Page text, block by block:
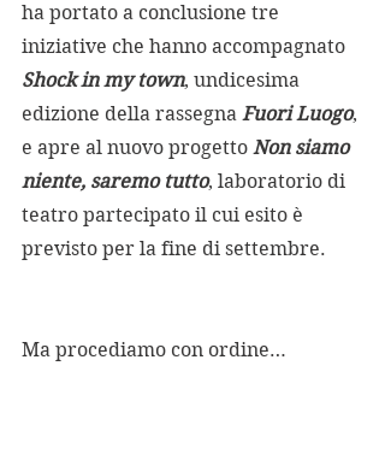
ha portato a conclusione tre
iniziative che hanno accompagnato
Shock in my town, undicesima
edizione della rassegna Fuori Luogo,
e apre al nuovo progetto Non siamo
niente, saremo tutto, laboratorio di
teatro partecipato il cui esito è
previsto per la fine di settembre.
Ma procediamo con ordine…